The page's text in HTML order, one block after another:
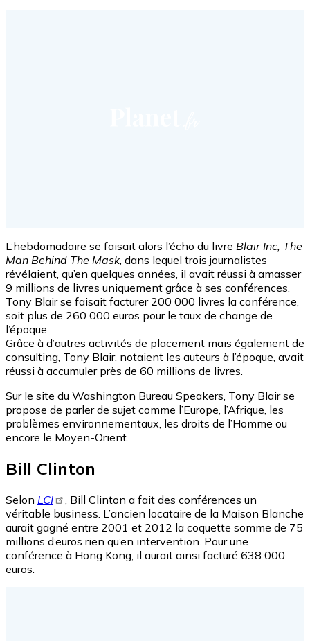
L’hebdomadaire se faisait alors l’écho du livre Blair Inc, The
Man Behind The Mask, dans lequel trois journalistes
révélaient, qu’en quelques années, il avait réussi à amasser
9 millions de livres uniquement grâce à ses conférences.
Tony Blair se faisait facturer 200 000 livres la conférence,
soit plus de 260 000 euros pour le taux de change de
l’époque.
Grâce à d’autres activités de placement mais également de
consulting, Tony Blair, notaient les auteurs à l’époque, avait
réussi à accumuler près de 60 millions de livres.
Sur le site du Washington Bureau Speakers, Tony Blair se
propose de parler de sujet comme l’Europe, l’Afrique, les
problèmes environnementaux, les droits de l’Homme ou
encore le Moyen-Orient.
Bill Clinton
Selon LCI
, Bill Clinton a fait des conférences un
véritable business. L’ancien locataire de la Maison Blanche
aurait gagné entre 2001 et 2012 la coquette somme de 75
millions d’euros rien qu’en intervention. Pour une
conférence à Hong Kong, il aurait ainsi facturé 638 000
euros.